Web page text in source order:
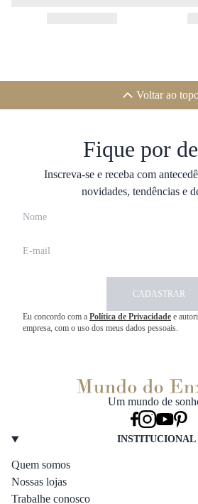
Voltar ao
Fique por
Inscreva-se e receba com
novidades, tendências e
CADASTRAR
Eu concordo com a Política de Privacidade e
empresa, com o uso dos meus dados pessoais.
Um mundo de
INSTITUCIONAL
Quem somos
Nossas lojas
Trabalhe conosco